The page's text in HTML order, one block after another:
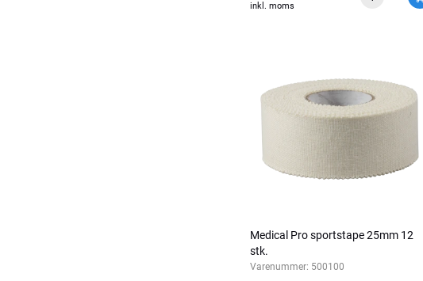
inkl. moms
Medical Pro sportstape 25mm 12
stk.
Varenummer: 500100